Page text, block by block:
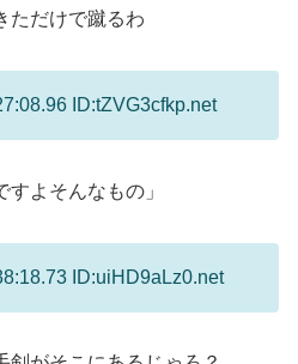
ただけで蹴るわ
ID:tZVG3cfkp.net
よそんなもの」
ID:uiHD9aLz0.net